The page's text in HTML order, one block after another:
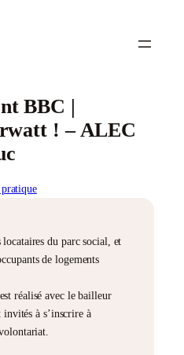
BBC |
! – ALEC
du parc social, et
de logements
réalisé avec le bailleur
à s’inscrire à